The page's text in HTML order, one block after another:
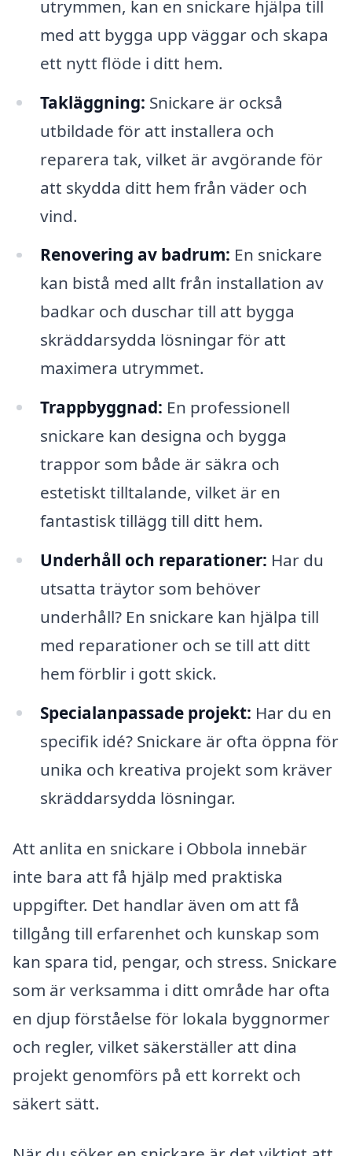
utrymmen, kan en snickare hjälpa till
med att bygga upp väggar och skapa
ett nytt flöde i ditt hem.
Takläggning: Snickare är också
utbildade för att installera och
reparera tak, vilket är avgörande för
att skydda ditt hem från väder och
vind.
Renovering av badrum: En snickare
kan bistå med allt från installation av
badkar och duschar till att bygga
skräddarsydda lösningar för att
maximera utrymmet.
Trappbyggnad: En professionell
snickare kan designa och bygga
trappor som både är säkra och
estetiskt tilltalande, vilket är en
fantastisk tillägg till ditt hem.
Underhåll och reparationer: Har du
utsatta träytor som behöver
underhåll? En snickare kan hjälpa till
med reparationer och se till att ditt
hem förblir i gott skick.
Specialanpassade projekt: Har du en
specifik idé? Snickare är ofta öppna för
unika och kreativa projekt som kräver
skräddarsydda lösningar.
Att anlita en snickare i Obbola innebär
inte bara att få hjälp med praktiska
uppgifter. Det handlar även om att få
tillgång till erfarenhet och kunskap som
kan spara tid, pengar, och stress. Snickare
som är verksamma i ditt område har ofta
en djup förståelse för lokala byggnormer
och regler, vilket säkerställer att dina
projekt genomförs på ett korrekt och
säkert sätt.